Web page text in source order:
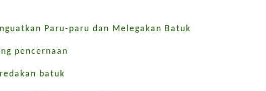
Paru-paru dan Melegakan Batuk
pencernaan
batuk